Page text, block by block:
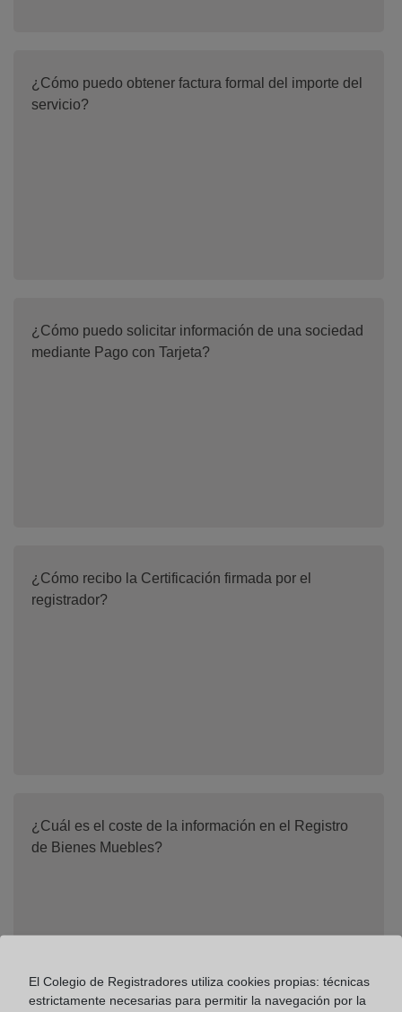
¿Cómo puedo obtener factura formal del importe del
servicio?
¿Cómo puedo solicitar información de una sociedad
mediante Pago con Tarjeta?
¿Cómo recibo la Certificación firmada por el
registrador?
¿Cuál es el coste de la información en el Registro
de Bienes Muebles?
El Colegio de Registradores utiliza cookies propias: técnicas
estrictamente necesarias para permitir la navegación por la